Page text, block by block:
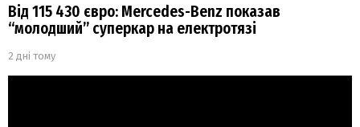
Від 115 430 євро: Mercedes-Benz показав
“молодший” суперкар на електротязі
2 дні тому